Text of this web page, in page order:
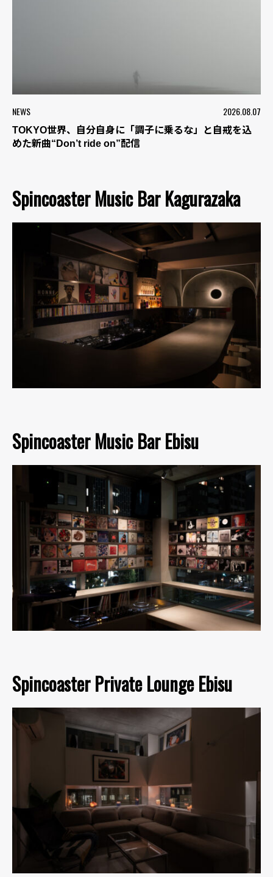
NEWS 2026.08.07
TOKYO世界、自分自身に「調子に乗るな」と自戒を込
めた新曲“Don’t ride on”配信
Spincoaster Music Bar Kagurazaka
Spincoaster Music Bar Ebisu
Spincoaster Private Lounge Ebisu